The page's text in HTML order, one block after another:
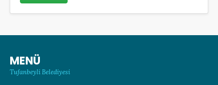
MENÜ
Tufanbeyli Belediyesi